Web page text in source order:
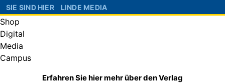
SIE SIND HIER LINDE MEDIA
Shop
Digital
Media
Campus
Erfahren Sie hier mehr über den Verlag